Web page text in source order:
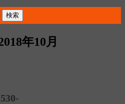
年10月